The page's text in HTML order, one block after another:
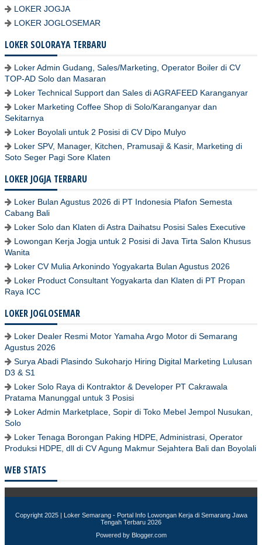
LOKER JOGJA
LOKER JOGLOSEMAR
LOKER SOLORAYA TERBARU
Loker Admin Gudang, Sales/Marketing, Operator Boiler di CV
TOP-AD Solo dan Masaran
Loker Technical Support dan Sales di AGRAFEED Karanganyar
Loker Marketing Coffee Shop di Solo/Karanganyar dan
Sekitarnya
Loker Boyolali untuk 2 Posisi di CV Dipo Mulyo
Loker SPV, Manager, Kitchen, Pramusaji & Kasir, Marketing di
Soto Seger Pagi Sore Klaten
LOKER JOGJA TERBARU
Loker Bulan Agustus 2026 di PT Indonesia Plafon Semesta
Cabang Bali
Loker Solo dan Klaten di Astra Daihatsu Posisi Sales Executive
Lowongan Kerja Jogja untuk 2 Posisi di Java Tirta Salon Khusus
Wanita
Loker CV Mulia Arkonindo Yogyakarta Bulan Agustus 2026
Loker Product Consultant Yogyakarta dan Klaten di PT Propan
Raya ICC
LOKER JOGLOSEMAR
Loker Dealer Resmi Motor Yamaha Argo Motor di Semarang
Agustus 2026
Surya Abadi Plasindo Sukoharjo Hiring Digital Marketing Lulusan
D3 & S1
Loker Solo Raya di Kontraktor & Developer PT Cakrawala
Pratama Manunggal untuk 3 Posisi
Loker Admin Marketplace, Sopir di Toko Mebel Jempol Nusukan,
Solo
Loker Tenaga Borongan Paking HDPE, Administrasi, Operator
Produksi HDPE, dll di CV Agung Makmur Sejahtera Bali dan Boyolali
WEB STATS
Copyright 2025 | Loker Semarang - Portal Info Lowongan Kerja di Semarang Jawa
Tengah Terbaru 2026
Powered by Blogger.com